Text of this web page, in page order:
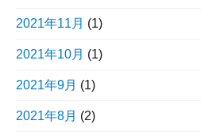
2021年11月 (1)
2021年10月 (1)
2021年9月 (1)
2021年8月 (2)